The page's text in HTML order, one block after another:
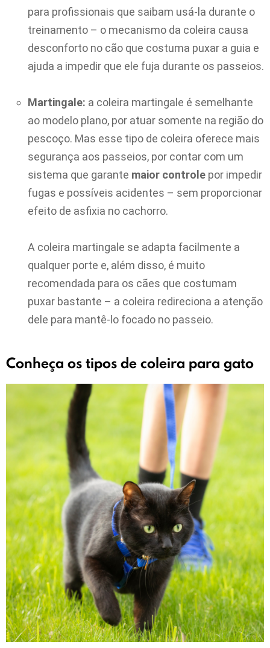
para profissionais que saibam usá-la durante o
treinamento – o mecanismo da coleira causa
desconforto no cão que costuma puxar a guia e
ajuda a impedir que ele fuja durante os passeios.
Martingale: a coleira martingale é semelhante
ao modelo plano, por atuar somente na região do
pescoço. Mas esse tipo de coleira oferece mais
segurança aos passeios, por contar com um
sistema que garante maior controle por impedir
fugas e possíveis acidentes – sem proporcionar
efeito de asfixia no cachorro.
A coleira martingale se adapta facilmente a
qualquer porte e, além disso, é muito
recomendada para os cães que costumam
puxar bastante – a coleira redireciona a atenção
dele para mantê-lo focado no passeio.
Conheça os tipos de coleira para gato